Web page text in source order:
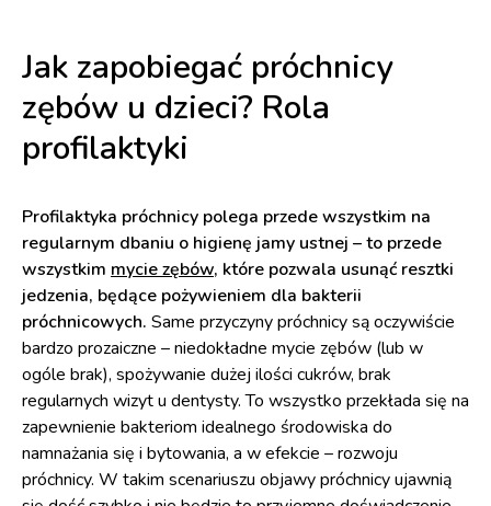
Jak zapobiegać próchnicy
zębów u dzieci? Rola
profilaktyki
Profilaktyka próchnicy polega przede wszystkim na
regularnym dbaniu o higienę jamy ustnej – to przede
wszystkim mycie zębów, które pozwala usunąć resztki
jedzenia, będące pożywieniem dla bakterii
próchnicowych. Same przyczyny próchnicy są oczywiście
bardzo prozaiczne – niedokładne mycie zębów (lub w
ogóle brak), spożywanie dużej ilości cukrów, brak
regularnych wizyt u dentysty. To wszystko przekłada się na
zapewnienie bakteriom idealnego środowiska do
namnażania się i bytowania, a w efekcie – rozwoju
próchnicy. W takim scenariuszu objawy próchnicy ujawnią